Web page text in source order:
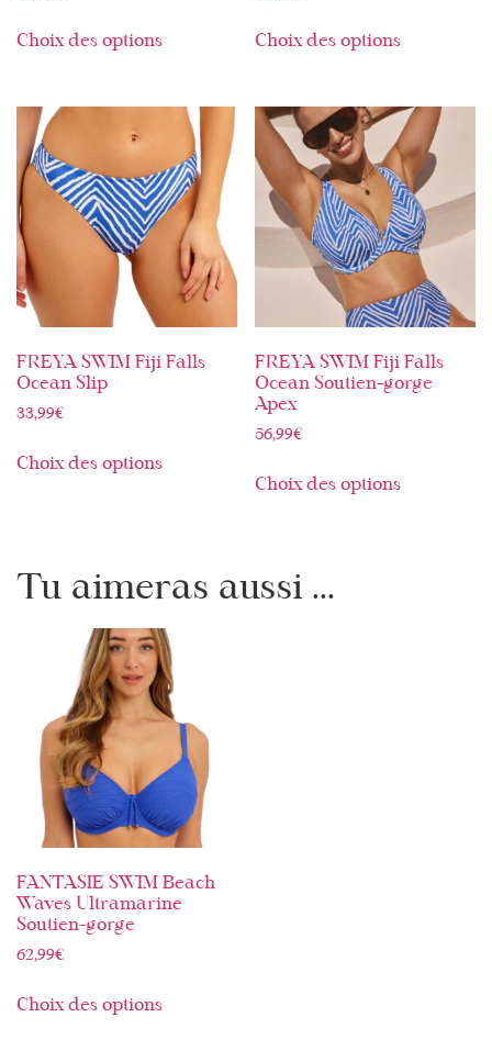
Choix des options Choix des options
FREYA SWIM Fiji Falls
Ocean Slip
33,99€
Choix des options
FREYA SWIM Fiji Falls
Ocean Soutien-gorge
Apex
56,99€
Choix des options
Tu aimeras aussi ...
FANTASIE SWIM Beach
Waves Ultramarine
Soutien-gorge
62,99€
Choix des options